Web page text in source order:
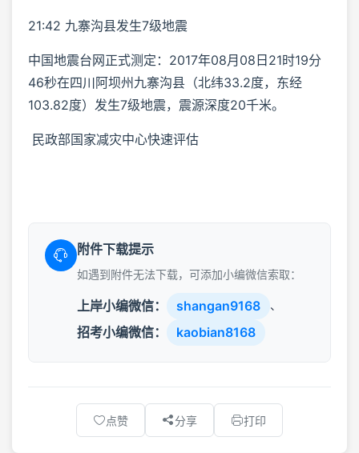
21:42 九寨沟县发生7级地震
中国地震台网正式测定：2017年08月08日21时19分
46秒在四川阿坝州九寨沟县（北纬33.2度，东经
103.82度）发生7级地震，震源深度20千米。
民政部国家减灾中心快速评估
附件下载提示
如遇到附件无法下载，可添加小编微信索取：
上岸小编微信： shangan9168 、
招考小编微信： kaobian8168
点赞 分享 打印